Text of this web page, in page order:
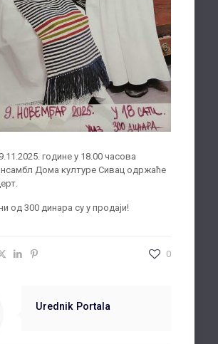
године у 18.00 часова
Дома културе Сивац одржаће
од 300 динара су у продаји!
0
Urednik Portala